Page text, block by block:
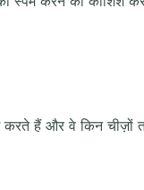
करते हैं और वे किन